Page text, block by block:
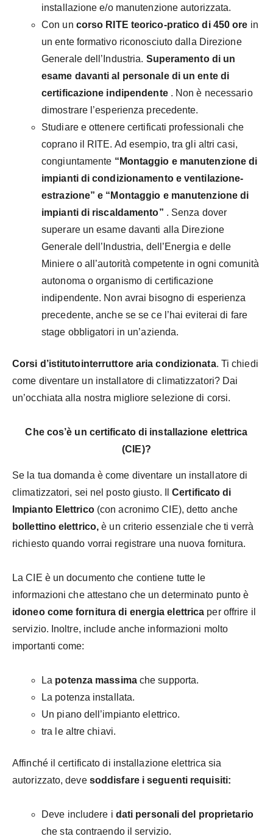
installazione e/o manutenzione autorizzata.
Con un corso RITE teorico-pratico di 450 ore in
un ente formativo riconosciuto dalla Direzione
Generale dell’Industria. Superamento di un
esame davanti al personale di un ente di
certificazione indipendente. Non è necessario
dimostrare l’esperienza precedente.
Studiare e ottenere certificati professionali che
coprano il RITE. Ad esempio, tra gli altri casi,
congiuntamente “Montaggio e manutenzione di
impianti di condizionamento e ventilazione-
estrazione” e “Montaggio e manutenzione di
impianti di riscaldamento” . Senza dover
superare un esame davanti alla Direzione
Generale dell’Industria, dell’Energia e delle
Miniere o all’autorità competente in ogni comunità
autonoma o organismo di certificazione
indipendente. Non avrai bisogno di esperienza
precedente, anche se se ce l’hai eviterai di fare
stage obbligatori in un’azienda.
Corsi d’istitutointerruttore aria condizionata. Ti chiedi
come diventare un installatore di climatizzatori? Dai
un’occhiata alla nostra migliore selezione di corsi.
Che cos’è un certificato di installazione elettrica
(CIE)?
Se la tua domanda è come diventare un installatore di
climatizzatori, sei nel posto giusto. IlCertificato di
Impianto Elettrico(con acronimo CIE), detto anche
bollettino elettrico, è un criterio essenziale che ti verrà
richiesto quando vorrai registrare una nuova fornitura.
La CIE è un documento che contiene tutte le
informazioni che attestano che un determinato punto è
idoneo come fornitura di energia elettrica per offrire il
servizio. Inoltre, include anche informazioni molto
importanti come:
La potenza massimache supporta.
La potenza installata.
Un piano dell’impianto elettrico.
tra le altre chiavi.
Affinché il certificato di installazione elettrica sia
autorizzato, deve soddisfare i seguenti requisiti:
Deve includere i dati personali del proprietario
che sta contraendo il servizio.